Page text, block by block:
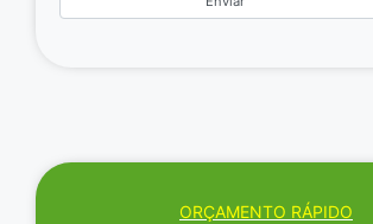
ORÇAMENTO RÁPIDO